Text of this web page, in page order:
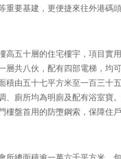
重要基建，更便捷來往外港碼
高五十層的住宅樓宇，項目實
層共八伙，配有四部電梯，均
積由五十七平方米至一百三十
、廁所均為明廁及配有浴室寶
樓盤首用的防墮鋼索，保障住戶